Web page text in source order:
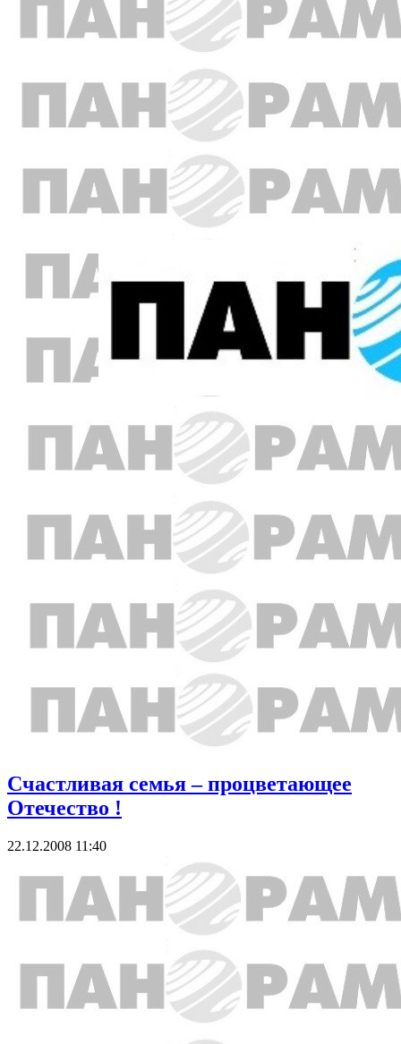
Счастливая семья – процветающее
Отечество !
22.12.2008 11:40